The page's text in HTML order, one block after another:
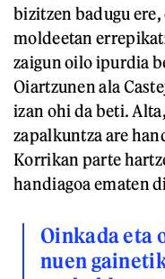
bizitzen badugu
moldeetan
zaigun oilo ipurdia
Oiartzunen ala
izan ohi da beti.
zapalkuntza are
Korrikan parte
handiagoa ematen
Oinkada eta
nuen